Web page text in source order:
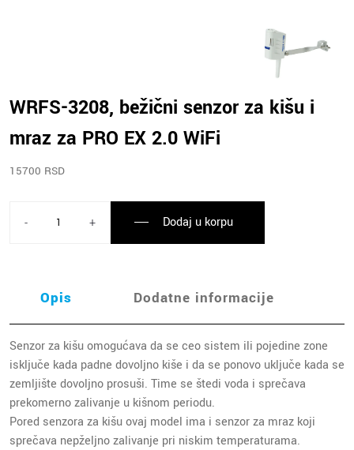
WRFS-3208, bežični senzor za kišu i
mraz za PRO EX 2.0 WiFi
15700 RSD
- + Dodaj u korpu
Opis Dodatne informacije
Senzor za kišu omogućava da se ceo sistem ili pojedine zone
isključe kada padne dovoljno kiše i da se ponovo uključe kada se
zemljište dovoljno prosuši. Time se štedi voda i sprečava
prekomerno zalivanje u kišnom periodu.
Pored senzora za kišu ovaj model ima i senzor za mraz koji
sprečava nepželjno zalivanje pri niskim temperaturama.